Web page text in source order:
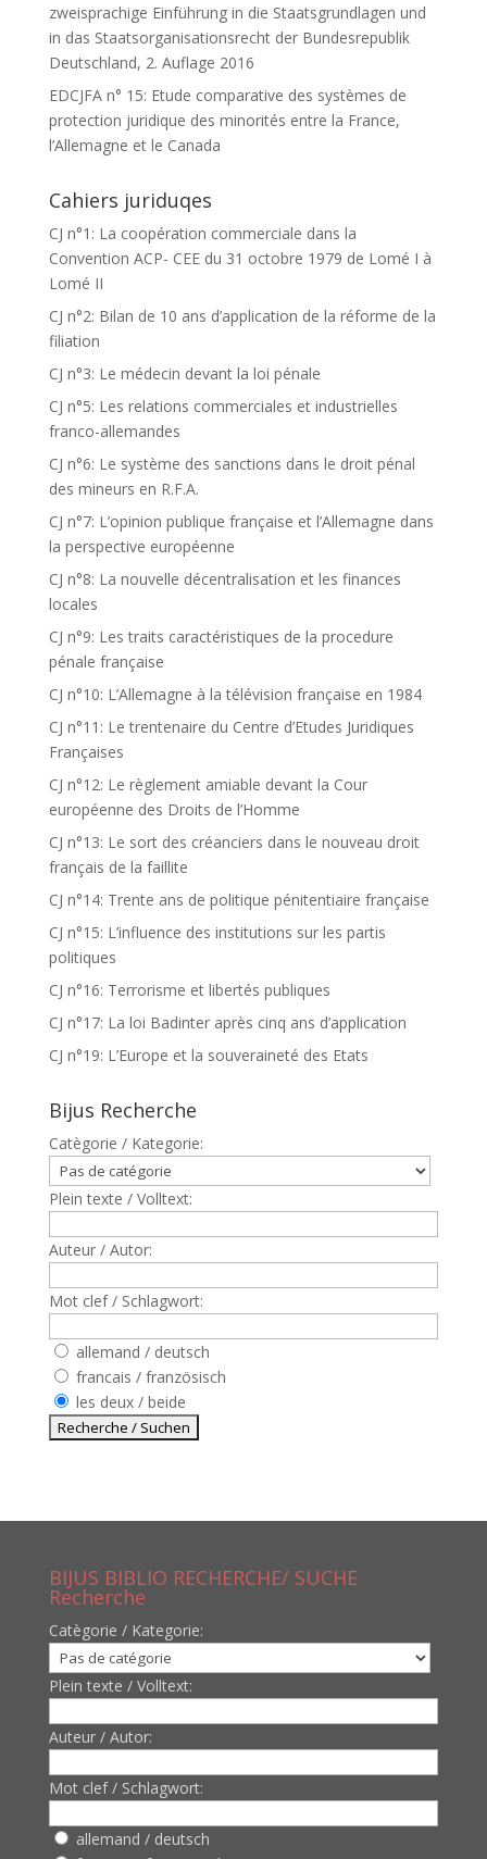
zweisprachige Einführung in die Staatsgrundlagen und
in das Staatsorganisationsrecht der Bundesrepublik
Deutschland, 2. Auflage 2016
EDCJFA n° 15: Etude comparative des systèmes de
protection juridique des minorités entre la France,
l’Allemagne et le Canada
Cahiers juriduqes
CJ n°1: La coopération commerciale dans la
Convention ACP- CEE du 31 octobre 1979 de Lomé I à
Lomé II
CJ n°2: Bilan de 10 ans d’application de la réforme de la
filiation
CJ n°3: Le médecin devant la loi pénale
CJ n°5: Les relations commerciales et industrielles
franco-allemandes
CJ n°6: Le système des sanctions dans le droit pénal
des mineurs en R.F.A.
CJ n°7: L’opinion publique française et l’Allemagne dans
la perspective européenne
CJ n°8: La nouvelle décentralisation et les finances
locales
CJ n°9: Les traits caractéristiques de la procedure
pénale française
CJ n°10: L’Allemagne à la télévision française en 1984
CJ n°11: Le trentenaire du Centre d’Etudes Juridiques
Françaises
CJ n°12: Le règlement amiable devant la Cour
européenne des Droits de l’Homme
CJ n°13: Le sort des créanciers dans le nouveau droit
français de la faillite
CJ n°14: Trente ans de politique pénitentiaire française
CJ n°15: L’influence des institutions sur les partis
politiques
CJ n°16: Terrorisme et libertés publiques
CJ n°17: La loi Badinter après cinq ans d’application
CJ n°19: L’Europe et la souveraineté des Etats
Bijus Recherche
Catègorie / Kategorie:
Plein texte / Volltext:
Auteur / Autor:
Mot clef / Schlagwort:
allemand / deutsch
francais / französisch
les deux / beide
BIJUS BIBLIO RECHERCHE/ SUCHE
Recherche
Catègorie / Kategorie:
Plein texte / Volltext:
Auteur / Autor:
Mot clef / Schlagwort:
allemand / deutsch